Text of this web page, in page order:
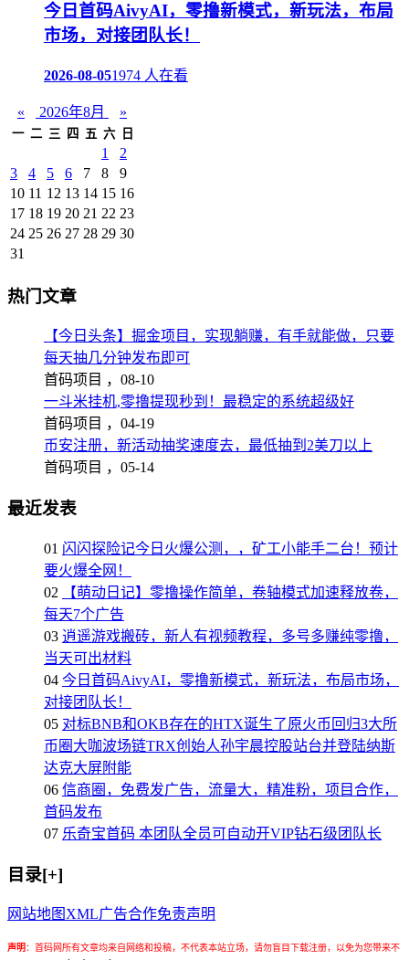
今日首码AivyAI，零撸新模式，新玩法，布局
市场，对接团队长！
2026-08-051974 人在看
« 2026年8月 »
一 二 三 四 五 六 日
1
2
3
4 5 6 7 8
9
10 11 12 13 14 15 16
17 18 19 20 21 22 23
24 25 26 27 28 29 30
31
热门文章
【今日头条】掘金项目，实现躺赚，有手就能做，只要
每天抽几分钟发布即可
首码项目 ， 08-10
一斗米挂机,零撸提现秒到！最稳定的系统超级好
首码项目 ， 04-19
币安注册，新活动抽奖速度去，最低抽到2美刀以上
首码项目 ， 05-14
最近发表
01 闪闪探险记今日火爆公测，，矿工小能手二台！预计
要火爆全网！
02
【萌动日记】零撸操作简单，卷轴模式加速释放卷，
每天7个广告
03 逍遥游戏搬砖，新人有视频教程，多号多赚纯零撸，
当天可出材料
04 今日首码AivyAI，零撸新模式，新玩法，布局市场，
对接团队长！
05 对标BNB和OKB存在的HTX诞生了原火币回归3大所
币圈大咖波场链TRX创始人孙宇晨控股站台并登陆纳斯
达克大屏附能
06 信商圈，免费发广告，流量大，精准粉，项目合作，
首码发布
07 乐奇宝首码 本团队全员可自动开VIP钻石级团队长
目录[+]
网站地图 XML广告合作免责声明
声明： 首码网所有文章均来自网络和投稿，不代表本站立场，请勿盲目下载注册，以免为您带来不